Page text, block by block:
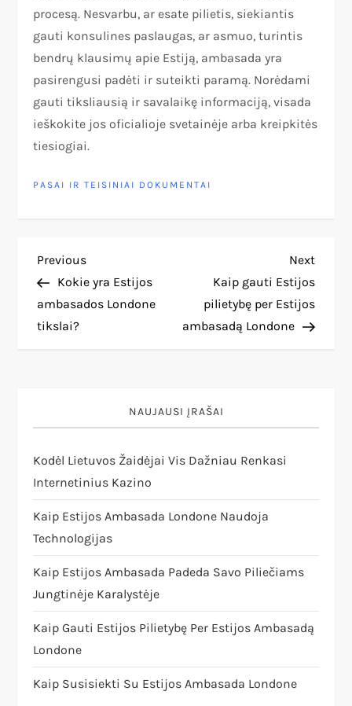
procesą. Nesvarbu, ar esate pilietis, siekiantis
gauti konsulines paslaugas, ar asmuo, turintis
bendrų klausimų apie Estiją, ambasada yra
pasirengusi padėti ir suteikti paramą. Norėdami
gauti tiksliausią ir savalaikę informaciją, visada
ieškokite jos oficialioje svetainėje arba kreipkitės
tiesiogiai.
PASAI IR TEISINIAI DOKUMENTAI
N
a
v
a
c
i
j
a
t
a
Previous
Post
Previous
Kokie yra Estijos
ambasados Londone
tikslai?
Next
Post
Next
Kaip gauti Estijos
pilietybę per Estijos
ambasadą Londone
NAUJAUSI ĮRAŠAI
Kodėl Lietuvos Žaidėjai Vis Dažniau Renkasi
Internetinius Kazino
Kaip Estijos Ambasada Londone Naudoja
Technologijas
Kaip Estijos Ambasada Padeda Savo Piliečiams
Jungtinėje Karalystėje
Kaip Gauti Estijos Pilietybę Per Estijos Ambasadą
Londone
Kaip Susisiekti Su Estijos Ambasada Londone